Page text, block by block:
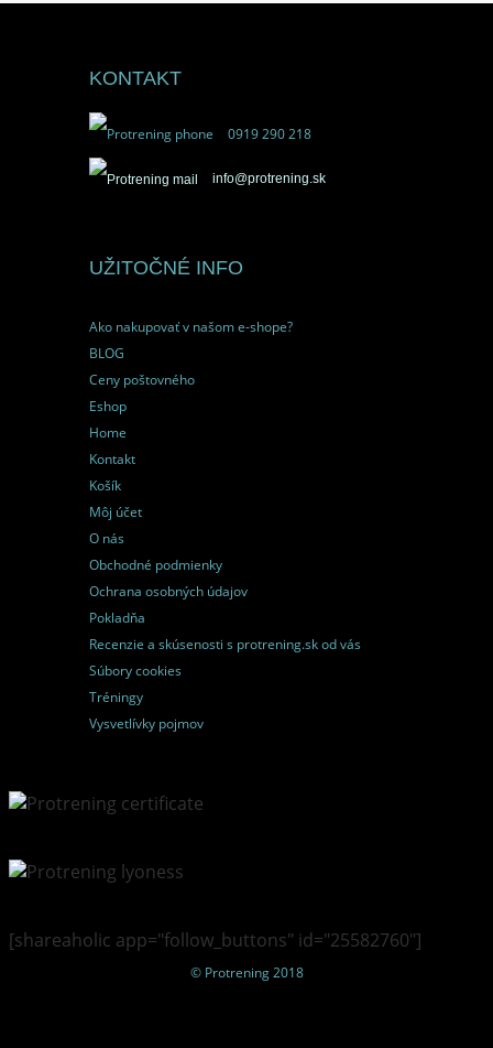
KONTAKT
0919 290 218
info@protrening.sk
UŽITOČNÉ INFO
Ako nakupovať v našom e-shope?
BLOG
Ceny poštovného
Eshop
Home
Kontakt
Košík
Môj účet
O nás
Obchodné podmienky
Ochrana osobných údajov
Pokladňa
Recenzie a skúsenosti s protrening.sk od vás
Súbory cookies
Tréningy
Vysvetlívky pojmov
[shareaholic app="follow_buttons" id="25582760"]
© Protrening 2018